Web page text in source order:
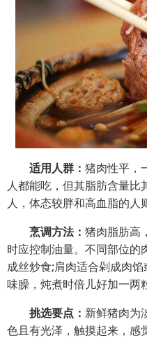
适用人群： 猪肉性平，
人都能吃，但其脂肪含量比
人，体态较胖和高血脂的人
烹调方法： 猪肉脂肪高
时应控制油量。不同部位的
成丝炒食;肩肉适合剁成肉
味臊，炖煮时倍儿好加一两
挑选要点： 新鲜猪肉为
色且有光泽，触摸起来，感